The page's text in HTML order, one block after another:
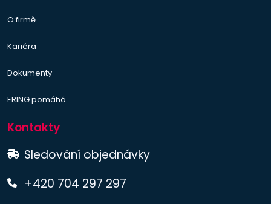
O firmě
Kariéra
Dokumenty
ERING pomáhá
Kontakty
Sledování objednávky
+420 704 297 297